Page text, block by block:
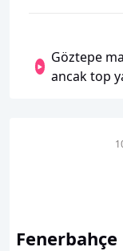
Göztepe
ancak top
Fenerbahçe